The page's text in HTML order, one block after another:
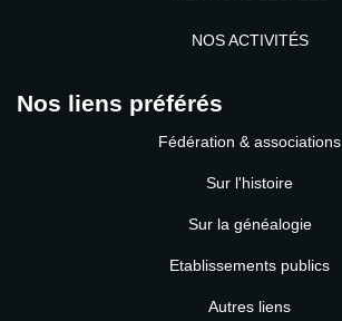
NOS ACTIVITÉS
Nos liens préférés
Fédération & associations
Sur l'histoire
Sur la généalogie
Etablissements publics
Autres liens